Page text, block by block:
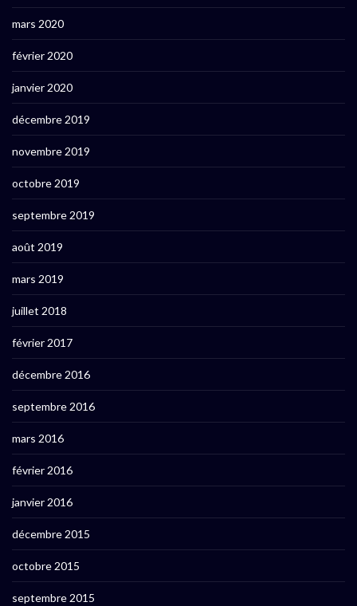
mars 2020
février 2020
janvier 2020
décembre 2019
novembre 2019
octobre 2019
septembre 2019
août 2019
mars 2019
juillet 2018
février 2017
décembre 2016
septembre 2016
mars 2016
février 2016
janvier 2016
décembre 2015
octobre 2015
septembre 2015